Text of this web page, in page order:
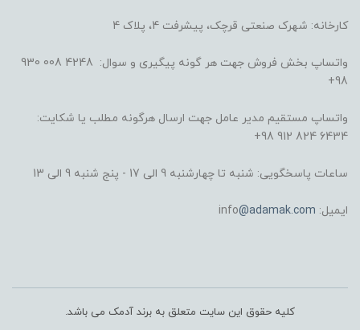
کارخانه: شهرک صنعتی قرچک، پیشرفت 4، پلاک 4
واتساپ بخش فروش جهت هر گونه پیگیری و سوال: 4248 008 930
98+
واتساپ مستقیم مدیر عامل جهت ارسال هرگونه مطلب یا شکایت:
6434 824 912 98+
ساعات پاسخگویی: شنبه تا چهارشنبه 9 الی 17 - پنج شنبه 9 الی 13
ایمیل: info @adamak.com
کلیه حقوق این سایت متعلق به برند آدمک می باشد.